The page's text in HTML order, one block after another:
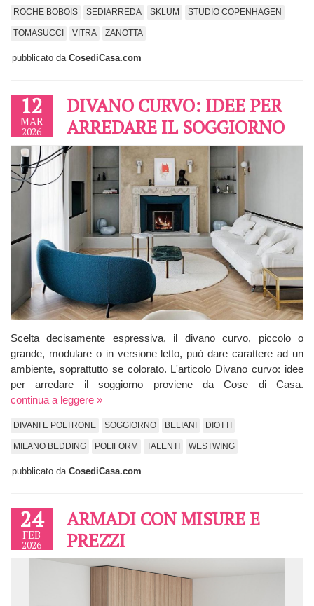
ROCHE BOBOIS SEDIARREDA SKLUM STUDIO COPENHAGEN
TOMASUCCI VITRA ZANOTTA
pubblicato da CosediCasa.com
12
MAR
2026
DIVANO CURVO: IDEE PER
ARREDARE IL SOGGIORNO
Scelta decisamente espressiva, il divano curvo, piccolo o
grande, modulare o in versione letto, può dare carattere ad un
ambiente, soprattutto se colorato. L'articolo Divano curvo: idee
per arredare il soggiorno proviene da Cose di Casa.
continua a leggere »
DIVANI E POLTRONE SOGGIORNO BELIANI DIOTTI
MILANO BEDDING POLIFORM TALENTI WESTWING
pubblicato da CosediCasa.com
24
FEB
2026
ARMADI CON MISURE E
PREZZI